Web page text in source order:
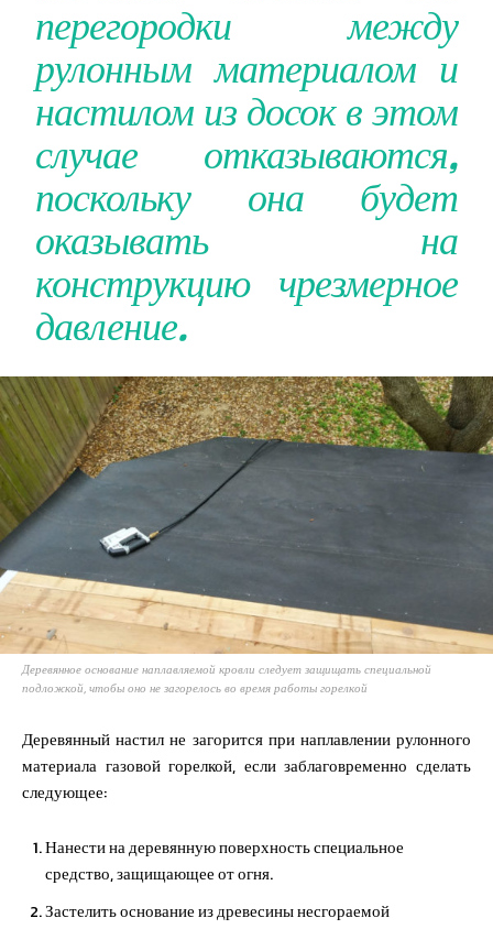
перегородки между
рулонным материалом и
настилом из досок в этом
случае отказываются,
поскольку она будет
оказывать на
конструкцию чрезмерное
давление.
Деревянное основание наплавляемой кровли следует защищать специальной
подложкой, чтобы оно не загорелось во время работы горелкой
Деревянный настил не загорится при наплавлении рулонного
материала газовой горелкой, если заблаговременно сделать
следующее:
Нанести на деревянную поверхность специальное
средство, защищающее от огня.
Застелить основание из древесины несгораемой